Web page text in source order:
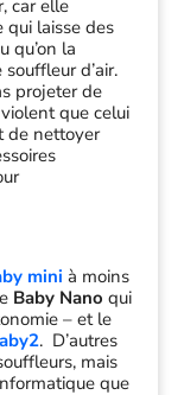
car elle
laisse des
qu’on la
d’air.
projeter de
que celui
de nettoyer
mini à moins
Baby Nano qui
– et le
. D’autres
mais
que